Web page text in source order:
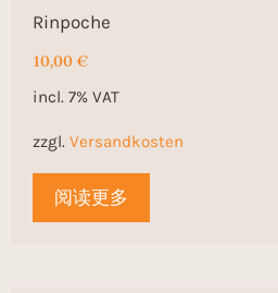
Rinpoche
10,00€
incl. 7% VAT
zzgl. Versandkosten
阅读更多